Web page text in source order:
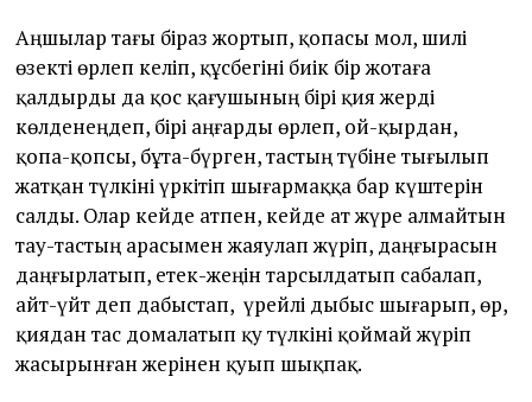
Аңшылар тағы біраз жортып, қопасы мол, шилі
өзекті өрлеп келіп, құсбегіні биік бір жотаға
қалдырды да қос қағушының бірі қия жерді
көлденеңдеп, бірі аңғарды өрлеп, ой-қырдан,
қопа-қопсы, бұта-бүрген, тастың түбіне тығылып
жатқан түлкіні үркітіп шығармаққа бар күштерін
салды. Олар кейде атпен, кейде ат жүре алмайтын
тау-тастың арасымен жаяулап жүріп, даңғырасын
даңғырлатып, етек-жеңін тарсылдатып сабалап,
айт-үйт деп дабыстап, үрейлі дыбыс шығарып, өр,
қиядан тас домалатып қу түлкіні қоймай жүріп
жасырынған жерінен қуып шықпақ.